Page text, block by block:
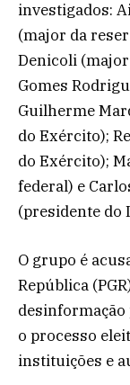
investigados:
(major da
Denicoli
Gomes
Guilherme
do Exército);
do Exército);
federal) e
(presidente do
O grupo é
República
o processo
instituições e